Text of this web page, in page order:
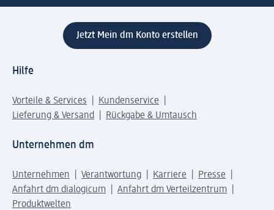
Jetzt Mein dm Konto erstellen
Hilfe
Vorteile & Services
Kundenservice
Lieferung & Versand
Rückgabe & Umtausch
Unternehmen dm
Unternehmen Verantwortung Karriere
Presse
Anfahrt dm dialogicum
Anfahrt dm Verteilzentrum
Produktwelten